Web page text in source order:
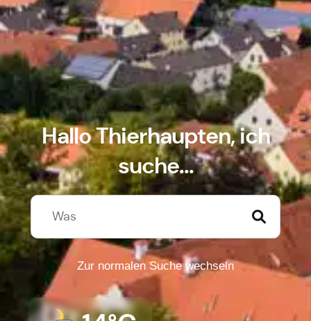
Hallo Thierhaupten, ich
suche...
Zur normalen Suche wechseln